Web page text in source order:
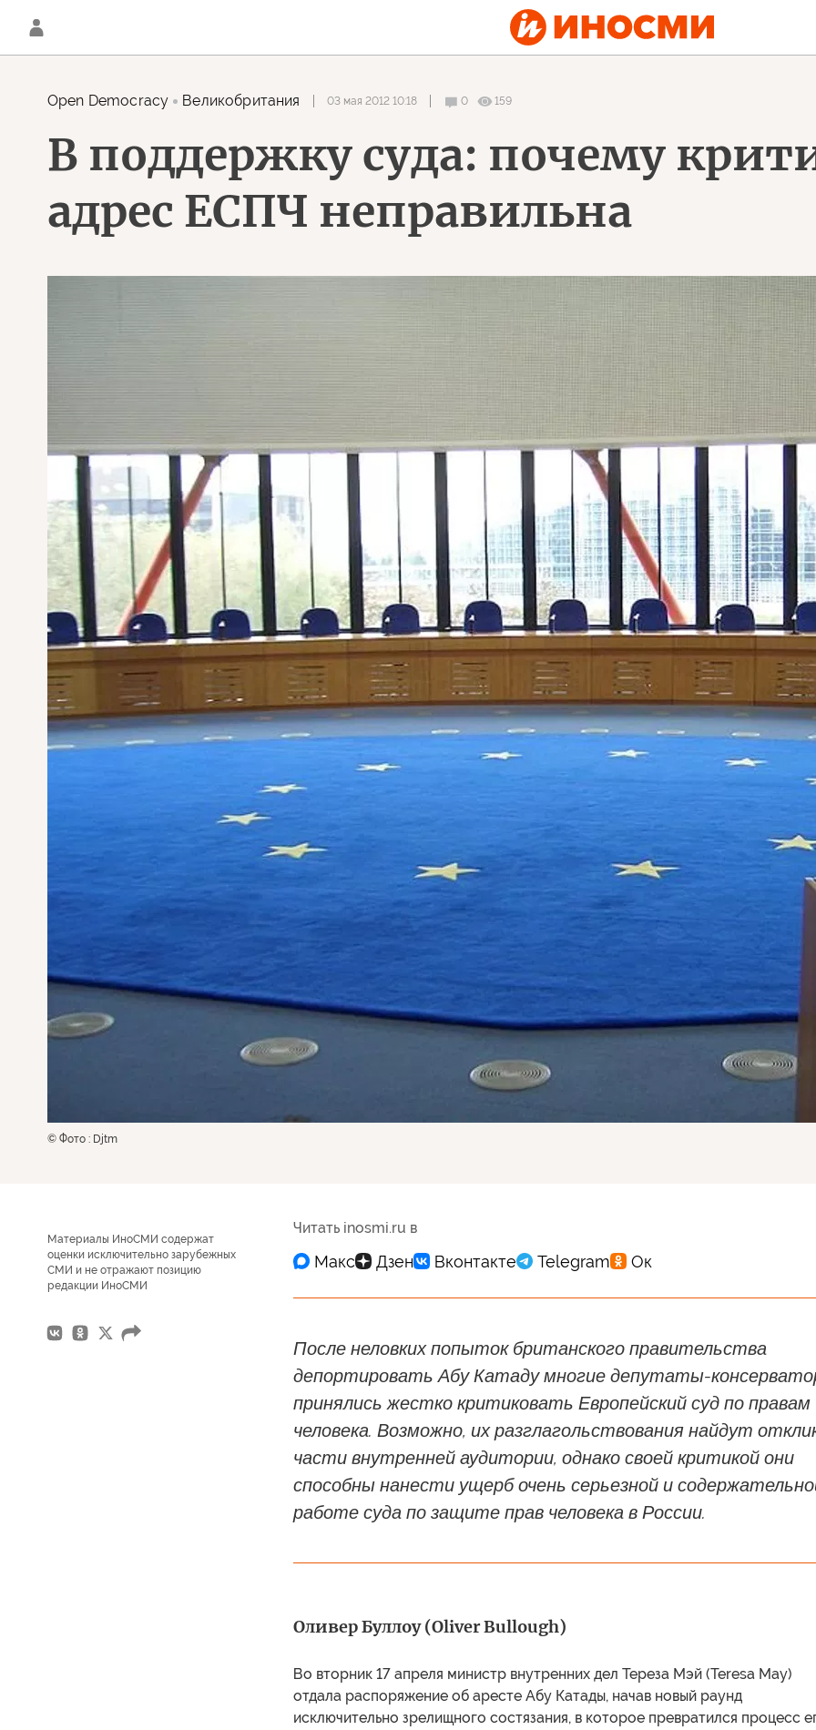
Open Democracy Великобритания 03 мая 2012 10:18 0 159
В поддержку суда: почему
адрес ЕСПЧ неправильна
© Фото : Djtm
Материалы ИноСМИ содержат
оценки исключительно зарубежных
СМИ и не отражают позицию
редакции ИноСМИ
Читать inosmi.ru в
После неловких попыток британского правительства
депортировать Абу Катаду многие депутаты-
принялись жестко критиковать Европейский суд по правам
человека. Возможно, их разглагольствования найдут
части внутренней аудитории, однако своей критикой они
способны нанести ущерб очень серьезной и
работе суда по защите прав человека в России.
Оливер Буллоу (Оliver Bullough)
Во вторник 17 апреля министр внутренних дел Тереза Мэй (Teresa May)
отдала распоряжение об аресте Абу Катады, начав новый раунд
исключительно зрелищного состязания, в которое превратился процесс